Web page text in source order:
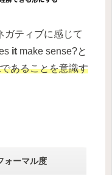
ガティブに感じて
it make sense?と
あることを意識す
ォーマル度